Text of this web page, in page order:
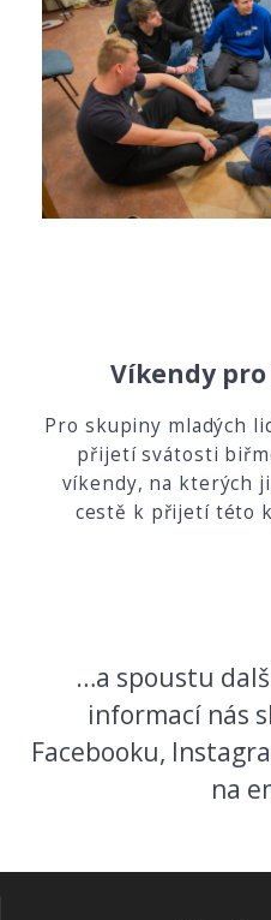
Víkendy
Pro skupiny mladých
přijetí svátosti
víkendy, na kterých
cestě k přijetí této
…a spoustu
informací nás
Facebooku,
na